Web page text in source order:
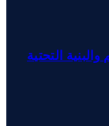
التحتية